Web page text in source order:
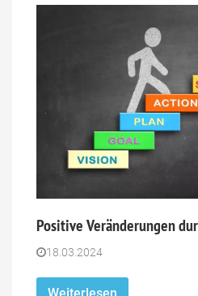
Positive Veränderungen
18.03.2024